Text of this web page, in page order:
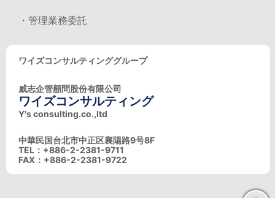
・管理業務委託
ワイズコンサルティンググループ
威志企管顧問股份有限公司
ワイズコンサルティング
Y's consulting.co.,ltd
中華民国台北市中正区襄陽路9号8F
TEL：+886-2-2381-9711
FAX：+886-2-2381-9722